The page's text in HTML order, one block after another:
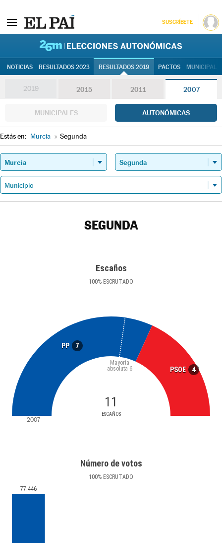
SUSCRÍBETE
NOTICIAS RESULTADOS 2023 RESULTADOS 2019 PACTOS
2019 2015 2011 2007
MUNICIPALES AUTONÓMICAS
Estás en: Murcia » Segunda
SEGUNDA
Escaños
100% ESCRUTADO
PP 7
PSOE 4
11
ESCAÑOS
Mayoría
absoluta 6
2007
Número de votos
100% ESCRUTADO
77.446